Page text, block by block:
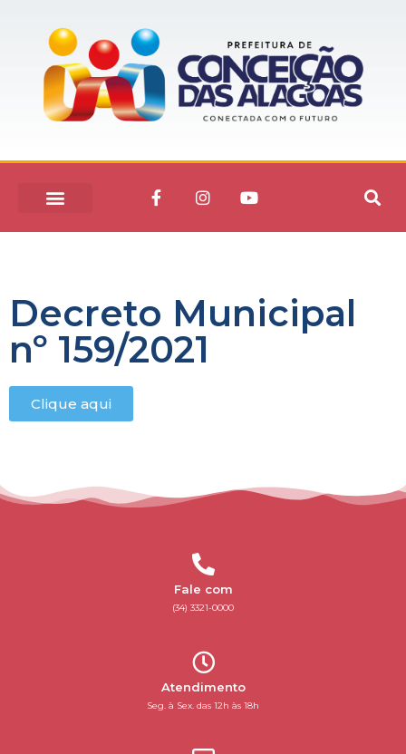
Decreto Municipal
nº 159/2021
Clique aqui
Fale com
(34) 3321-0000
Atendimento
Seg. à Sex. das 12h às 18h